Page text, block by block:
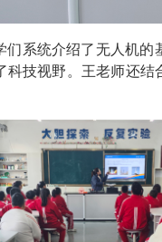
系统介绍了无人机
技视野。王老师还